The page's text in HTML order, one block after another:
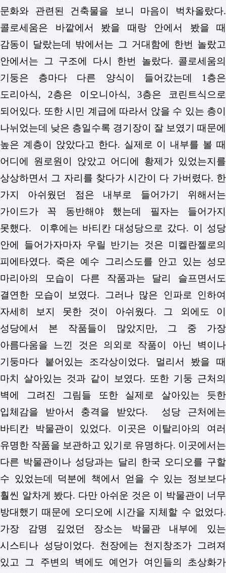
문화와 관련된 건축물을 보니 마음이 벅차올랐다.
콜로세움은 바깥에서 봤을 때랑 안에서 봤을 때
감동이 달랐는데 밖에서는 그 거대함에 한번 놀랐고
안에서는 그 구조에 다시 한번 놀랐다. 콜로세움의
기둥은 층마다 다른 양식이 들어갔는데 1층은
도리아식, 2층은 이오니아식, 3층은 코린트식으로
되어있다. 또한 시민 계급에 따라서 앉을 수 있는 층이
나뉘었는데 낮은 층일수록 경기장이 잘 보였기 때문에
높은 계층이 앉았다고 한다. 실제로 이 내부를 볼 때
어디에 원로원이 앉았고 어디에 황제가 있었는지를
상상하면서 그 자리를 찾다가 시간이 다 가버렸다. 한
가지 아쉬웠던 점은 내부로 들어가기 위해서는
가이드가 꼭 동반해야 했는데 필자는 들어가지
못했다. 이후에는 바티칸 대성당으로 갔다. 이 성당
안에 들어가자마자 우릴 반기는 것은 미켈란젤로의
피에타였다. 죽은 예수 그리스도를 안고 있는 성모
마리아의 모습이 다른 작품과는 달리 슬프면서도
결연한 모습이 보였다. 그러나 많은 인파로 인하여
자세히 보지 못한 것이 아쉬웠다. 그 외에도 이
성당에서 본 작품들이 많았지만, 그 중 가장
아름다움을 느낀 것은 의외로 작품이 아닌 벽이나
기둥마다 붙어있는 조각상이었다. 멀리서 봤을 때
마치 살아있는 것과 같이 보였다. 또한 기둥 근처의
벽에 그려진 그림들 또한 실제로 살아있는 듯한
입체감을 받아서 충격을 받았다. 성당 근처에는
바티칸 박물관이 있었다. 이곳은 이탈리아의 여러
유명한 작품을 보관하고 있기로 유명하다. 이곳에서는
다른 박물관이나 성당과는 달리 한국 오디오를 구할
수 있었는데 덕분에 책에서 얻을 수 있는 정보보다
훨씬 알차게 봤다. 다만 아쉬운 것은 이 박물관이 너무
방대했기 때문에 오디오에 시간을 지체할 수 없었다.
가장 감명 깊었던 장소는 박물관 내부에 있는
시스티나 성당이었다. 천장에는 천지창조가 그려져
있고 그 주변의 벽에도 예언가 여인들의 초상화가